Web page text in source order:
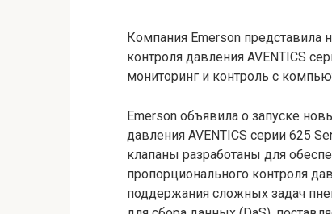
Компания Emerson
контроля давления AVENTICS
мониторинг и контроль с
Emerson объявила о запуске
давления AVENTICS серии 625
клапаны разработаны для
пропорционального контроля
поддержания сложных задач